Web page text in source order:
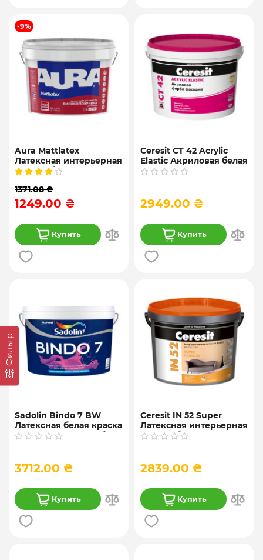
Фильтр
-9%
Aura Mattlatex
Латексная интерьерная
краска, белая и
1371.08 ₴
1249.00 ₴
Купить
Ceresit CT 42 Acrylic
Elastic Акриловая белая
фасадная и
2949.00 ₴
Купить
Sadolin Bindo 7 BW
Латексная белая краска
для внутренних работ,
3712.00 ₴
Купить
Ceresit IN 52 Super
Латексная интерьерная
краска, база A и C, 10 л
2839.00 ₴
Купить